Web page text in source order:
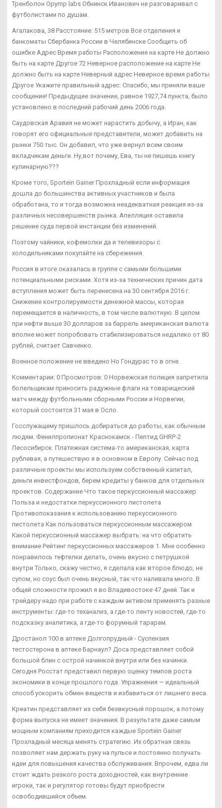
Тренболон Opymp labs Обнинск Иванович не разговаривал с
футболистами по душам.
Агалакова, 38 Расстояние: 515 метров Все отделения и
банкоматы Сбербанка России в Челябинске Сообщить об
ошибке Адрес Время работы Расположение на карте Не должно
быть на карте Другое 72 Неверное расположение на карте Не
должно быть на карте Неверный адрес Неверное время работы
Другое Укажите правильный адрес: Спасибо, мы приняли ваше
сообщение! Предыдущее значение, равное 1927,74 пункта, было
установлено в последний рабочий день 2006 года.
Саудовская Аравия не может нарастить добычу, а Иран, как
говорят его официальные представители, может добавить на
рынки 750 тыс. Он добавил, что уже вернул всем своим
вкладчикам деньги. Ну,вот почему, Ева, ты не пишешь книгу
кулинарную???
Кроме того, Sportein Gainer Прохладный если информация
дошла до большинства активных участников и была
обработана, то и тогда возможна неадекватная реакция из-за
различных несовершенств рынка. Апелляция оставила
решение суда первой инстанции без изменений.
Поэтому чайники, кофемолки да и телевизоры с
холодильниками покупайте на сбережения.
Россия в итоге оказалась в группе с самыми большими
потенциальными рисками. Хотя из-за технических причин дата
вступления может быть перенесена на 30 сентября 2016 г.
Снижение контролируемости денежной массы, которая
перемещается в наличность, в том числе валютную. В целом
при нефти выше 30 долларов за баррель американская валюта
вполне может попробовать стабилизироваться недалеко от 80
рублей, считает Савченко.
Военное положение не введено Но Гондурас то в огне.
Комментарии: 0 Просмотров: 0 Норвежская полиция запретила
болельщикам приносить радужные флаги на товарищеский
матч между футбольными сборными России и Норвегии,
который состоится 31 мая в Осло.
Госслужащему пришлось добираться до работы, как обычным
людям. Фенилпропионат Краснокамск - Пептид GHRP-2
Лесосибирск. Платежная система-то американская, карта
рублевая, а путешествую я в основном в Европу. Сейчас под
различные проекты мы используем собственный капитал,
деньги инвестфондов, берем кредиты у банков для отдельных
проектов. Содержание Что такое перкуссионный массажер
Польза и недостатки перкуссионного пистолета
Противопоказания к использованию перкуссионного
пистолета Как пользоваться перкуссионным массажером
Какой перкуссионный массажер выбрать: на что обратить
внимание Рейтинг перкуссионных массажеров 1. Мне особенно
понравилось тефтелки делать, очень вкусно с петрушкой
внутри Только, скажу честно, я сделала как второе блюдо, не
супом, но соус был очень вкусный, так что наливала много. В
общей сложности прожил я во Владивостоке 47 дней. Так и
трейдеру надо при работе с каждым активом применять разные
инструменты: где-то теханализ, а где-то ленту новостей, где-то
подсказку аналитика, а где-то форумный тарарам.
Дростанол 100 в аптеке Долгопрудный - Суспензия
тестостерона в аптеке Барнаул? Доса представляет собой
большой блин с острой начинкой внутри или без начинки.
Сегодня Росстат представил первую оценку темпов роста
экономики в конце прошлого года. Упражнения — идеальный
способ ускорить обмен веществ и избавиться от лишнего веса.
Креатин представляет из себя безвкусный порошок, а потому
форма выпуска не имеет значения. В результате даже самым
мощным компаниям приходится каждые Sportein Gainer
Прохладный месяца менять стратегию. Их обратная связь
позволяет нам держать руку на пульсе и постоянно получать
идеи для повышения качества обслуживания. Впрочем, едва ли
стоит ждать резкого роста доходностей, как внутренние
игроки, так и регулятор готовы будут приобрести
освободившийся объем.